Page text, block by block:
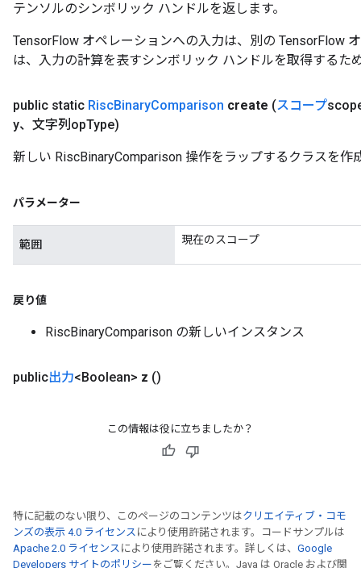
テンソルのシンボリック ハンドルを返します。
TensorFlow オペレーションへの入力は、別の TensorFlow
は、入力の計算を表すシンボリック ハンドルを取得するた
public static RiscBinaryComparison create (スコープ
y、文字列opType)
新しい RiscBinaryComparison 操作をラップするクラスを作
パラメーター
範囲 現在のスコープ
戻り値
RiscBinaryComparison の新しいインスタンス
public出力<Boolean> z ()
この情報は役に立ちましたか？
特に記載のない限り、このページのコンテンツはクリエイティブ・コモ
ンズの表示 4.0 ライセンス により使用許諾されます。コードサンプルは
Apache 2.0 ライセンス により使用許諾されます。詳しくは、 Google
Developers サイトのポリシー をご覧ください。Java は Oracle および関